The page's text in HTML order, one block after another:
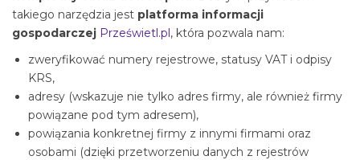
takiego narzędzia jest platforma informacji
gospodarczej Prześwietl.pl, która pozwala nam:
zweryfikować numery rejestrowe, statusy VAT i odpisy
KRS,
adresy (wskazuje nie tylko adres firmy, ale również firmy
powiązane pod tym adresem),
powiązania konkretnej firmy z innymi firmami oraz
osobami (dzięki przetworzeniu danych z rejestrów